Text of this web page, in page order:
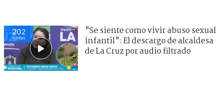
202
visitas
"Se siente como vivir abuso sexual
infantil": El descargo de alcaldesa
de La Cruz por audio filtrado